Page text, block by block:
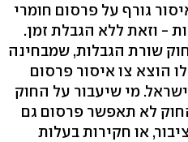
גורף על פרסום חומרי
- וזאת ללא הגבלת זמן.
שורת הגבלות, שמבחינה
הוצא צו איסור פרסום
מי שיעבור על החוק
לא תאפשר פרסום גם
או חקירות בעלות